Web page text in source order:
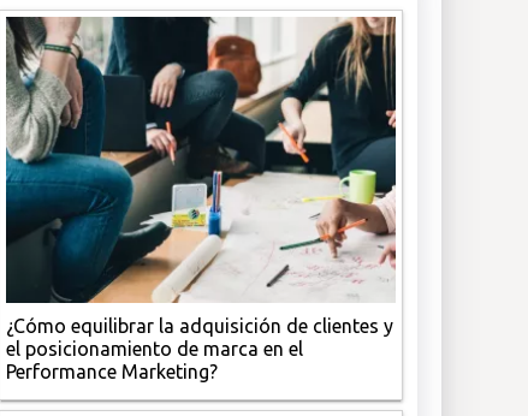
¿Cómo equilibrar la adquisición de clientes y
el posicionamiento de marca en el
Performance Marketing?